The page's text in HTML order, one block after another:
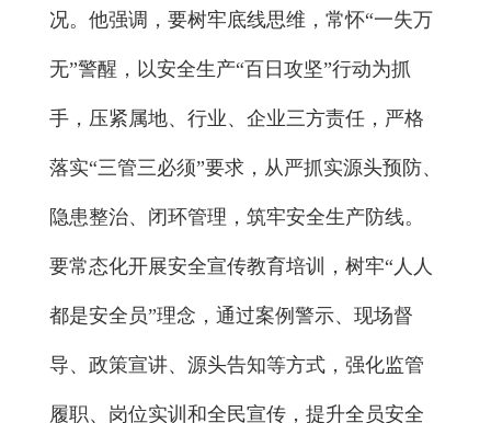
况。他强调，要树牢底线思维，常怀“一失万
无”警醒，以安全生产“百日攻坚”行动为抓
手，压紧属地、行业、企业三方责任，严格
落实“三管三必须”要求，从严抓实源头预防、
隐患整治、闭环管理，筑牢安全生产防线。
要常态化开展安全宣传教育培训，树牢“人人
都是安全员”理念，通过案例警示、现场督
导、政策宣讲、源头告知等方式，强化监管
履职、岗位实训和全民宣传，提升全员安全